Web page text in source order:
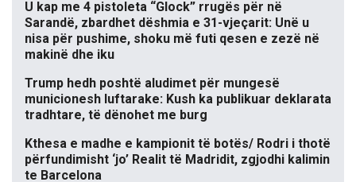
U kap me 4 pistoleta “Glock” rrugës për në
Sarandë, zbardhet dëshmia e 31-vjeçarit: Unë u
nisa për pushime, shoku më futi qesen e zezë në
makinë dhe iku
Trump hedh poshtë aludimet për mungesë
municionesh luftarake: Kush ka publikuar deklarata
tradhtare, të dënohet me burg
Kthesa e madhe e kampionit të botës/ Rodri i thotë
përfundimisht ‘jo’ Realit të Madridit, zgjodhi kalimin
te Barcelona